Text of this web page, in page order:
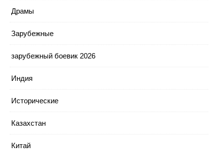
Драмы
Зарубежные
зарубежный боевик 2026
Индия
Исторические
Казахстан
Китай